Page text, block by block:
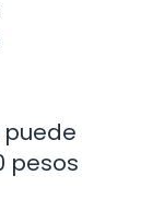
pesos